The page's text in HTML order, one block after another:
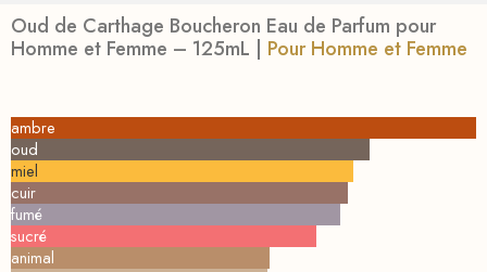
Oud de Carthage Boucheron Eau de Parfum pour
Homme et Femme – 125mL | Pour Homme et Femme
ambre
oud
miel
cuir
fumé
sucré
animal